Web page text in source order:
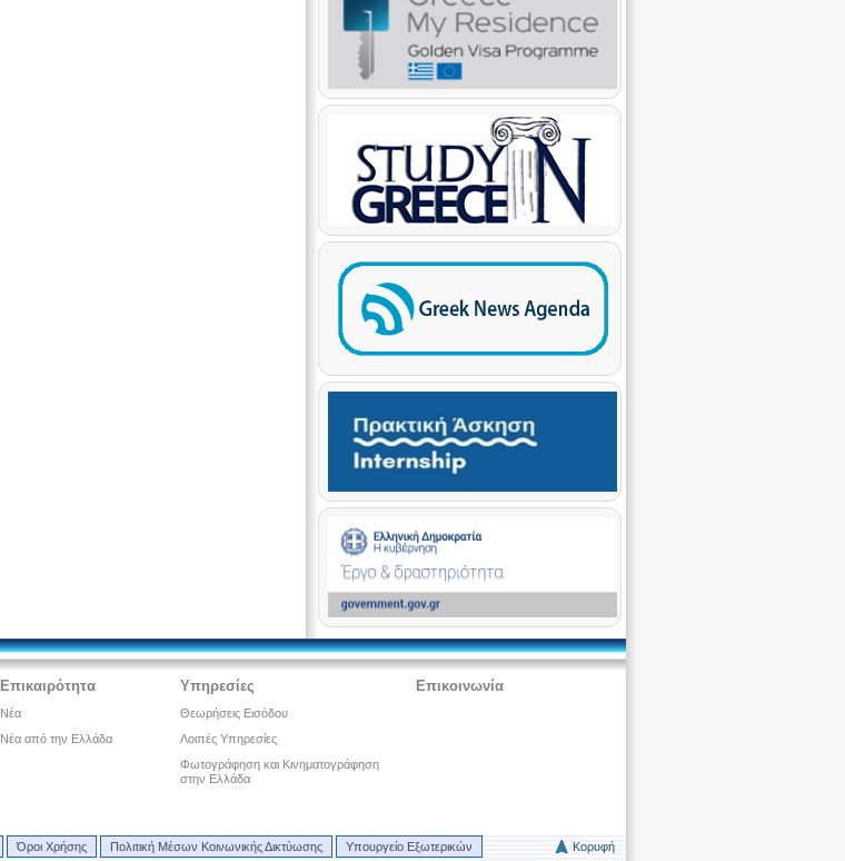
Επικαιρότητα
Νέα
Νέα από την Ελλάδα
Υπηρεσίες
Θεωρήσεις Εισόδου
Λοιπές Υπηρεσίες
Φωτογράφηση και Κινηματογράφηση
στην Ελλάδα
Επικοινωνία
Όροι Χρήσης Πολιτική Μέσων Κοινωνικής Δικτύωσης Υπουργείο Εξωτερικών Κορυφή